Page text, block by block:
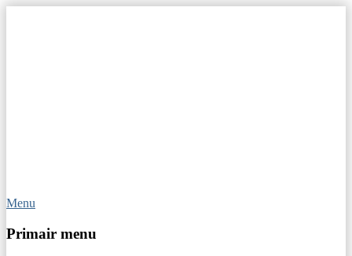
Menu
Primair menu